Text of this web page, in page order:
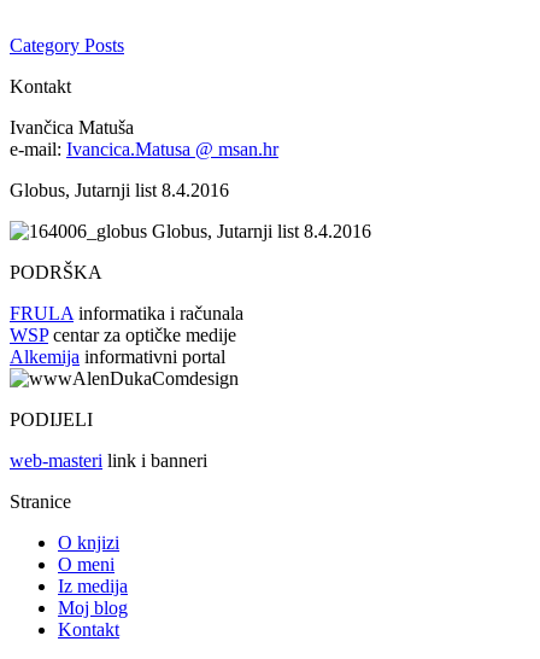
Category Posts
Kontakt
Ivančica Matuša
e-mail: Ivancica.Matusa @ msan.hr
Globus, Jutarnji list 8.4.2016
Globus, Jutarnji list 8.4.2016
PODRŠKA
FRULA informatika i računala
WSPcentar za optičke medije
Alkemija informativni portal
PODIJELI
web-masteri link i banneri
Stranice
O knjizi
O meni
Iz medija
Moj blog
Kontakt